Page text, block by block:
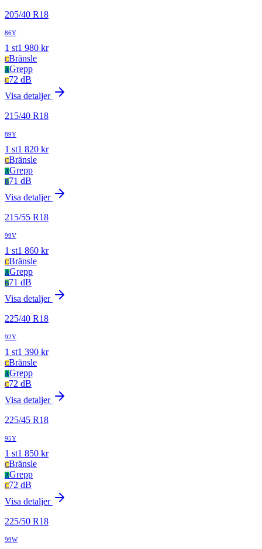
205/40 R18
86Y
1 st1 980 kr
CBränsle
AGrepp
C72 dB
Visa detaljer
215/40 R18
89Y
1 st1 820 kr
CBränsle
AGrepp
B71 dB
Visa detaljer
215/55 R18
99V
1 st1 860 kr
CBränsle
AGrepp
B71 dB
Visa detaljer
225/40 R18
92Y
1 st1 390 kr
CBränsle
AGrepp
C72 dB
Visa detaljer
225/45 R18
95Y
1 st1 850 kr
CBränsle
AGrepp
C72 dB
Visa detaljer
225/50 R18
99W